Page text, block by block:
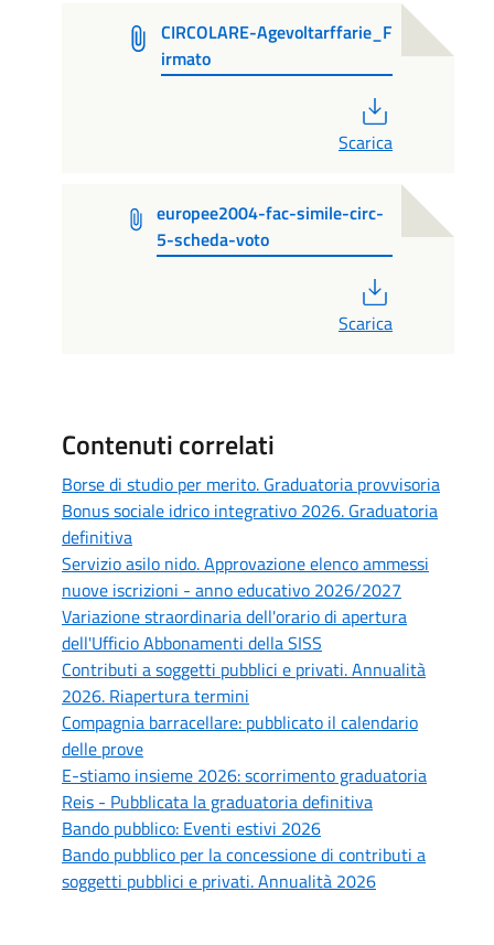
CIRCOLARE-Agevoltarffarie_F
irmato
Scarica
europee2004-fac-simile-circ-
5-scheda-voto
Scarica
Contenuti correlati
Borse di studio per merito. Graduatoria provvisoria
Bonus sociale idrico integrativo 2026. Graduatoria
definitiva
Servizio asilo nido. Approvazione elenco ammessi
nuove iscrizioni - anno educativo 2026/2027
Variazione straordinaria dell'orario di apertura
dell'Ufficio Abbonamenti della SISS
Contributi a soggetti pubblici e privati. Annualità
2026. Riapertura termini
Compagnia barracellare: pubblicato il calendario
delle prove
E-stiamo insieme 2026: scorrimento graduatoria
Reis - Pubblicata la graduatoria definitiva
Bando pubblico: Eventi estivi 2026
Bando pubblico per la concessione di contributi a
soggetti pubblici e privati. Annualità 2026